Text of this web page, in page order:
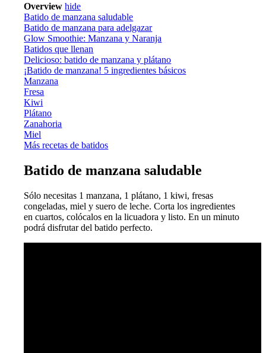
Overview hide
Batido de manzana saludable
Batido de manzana para adelgazar
Glow Smoothie: Manzana y Naranja
Batidos que llenan
Delicioso: batido de manzana y plátano
¡Batido de manzana! 5 ingredientes básicos
Manzana
Fresa
Kiwi
Plátano
Zanahoria
Miel
Más recetas de batidos
Batido de manzana saludable
Sólo necesitas 1 manzana, 1 plátano, 1 kiwi, fresas
congeladas, miel y suero de leche. Corta los ingredientes
en cuartos, colócalos en la licuadora y listo. En un minuto
podrá disfrutar del batido perfecto.